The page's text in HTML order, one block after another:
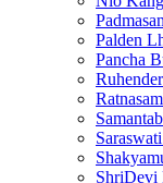
Palden
Pancha
ShriDevi